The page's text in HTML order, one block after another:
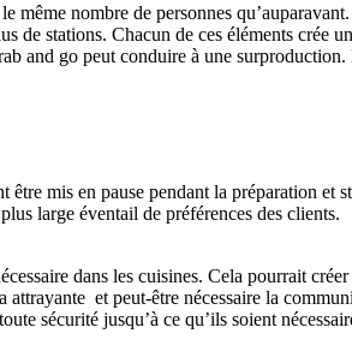
nombre de personnes
de stations. Chacun de ces éléments crée
and go peut conduire à une
mis en pause pendant la préparation et
large éventail de préférences des clients.
dans les cuisines. Cela pourrait
et peut-être nécessaire la
sécurité jusqu’à ce qu’ils soient